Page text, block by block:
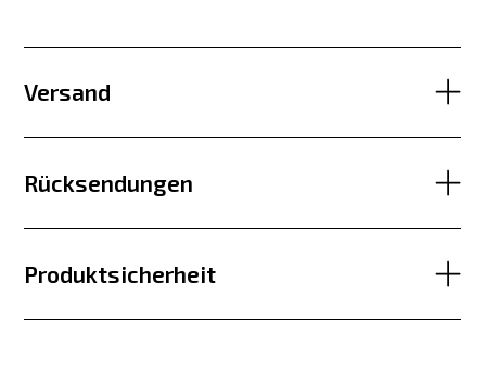
Versand
Rücksendungen
Produktsicherheit